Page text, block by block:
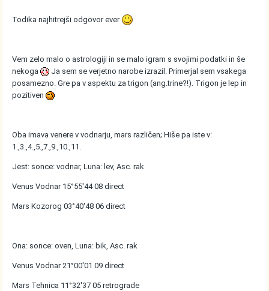
Todika najhitrejši odgovor ever
Vem zelo malo o astrologiji in se malo igram s svojimi podatki in še
nekoga
Ja sem se verjetno narobe izrazil. Primerjal sem vsakega
posamezno. Gre pa v aspektu za trigon (ang.trine?!). Trigon je lep in
pozitiven
Oba imava venere v vodnarju, mars različen; Hiše pa iste v:
1.,3.,4.,5.,7.,9.,10.,11.
Jest: sonce: vodnar, Luna: lev, Asc. rak
Venus Vodnar 15°55'44 08 direct
Mars Kozorog 03°40'48 06 direct
Ona: sonce: oven, Luna: bik, Asc. rak
Venus Vodnar 21°00'01 09 direct
Mars Tehnica 11°32'37 05 retrograde